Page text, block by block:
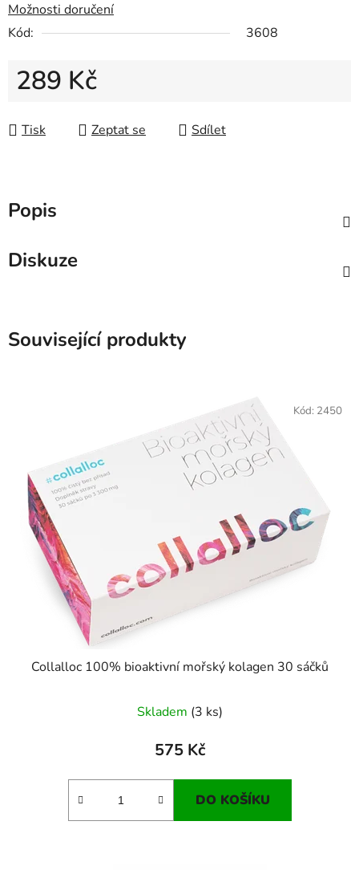
Možnosti doručení
Kód:
3608
289 Kč
Tisk
Zeptat se Sdílet
Popis
Diskuze
Související produkty
Collalloc 100% bioaktivní mořský kolagen 30 sáčků
Skladem (3 ks)
575 Kč
DO KOŠÍKU
Kód: 2450